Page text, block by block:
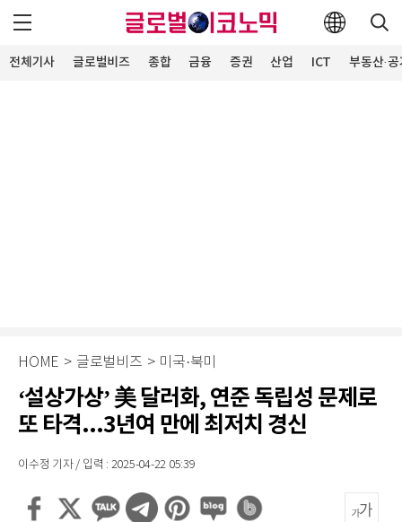
전체기사 글로벌비즈 종합 금융 증권 산업 ICT 부동산·
HOME > 글로벌비즈 > 미국·북미
‘설상가상’ 美 달러화, 연준 독립성 문제로
또 타격...3년여 만에 최저치 경신
이수정 기자 / 입력 : 2025-04-22 05:39